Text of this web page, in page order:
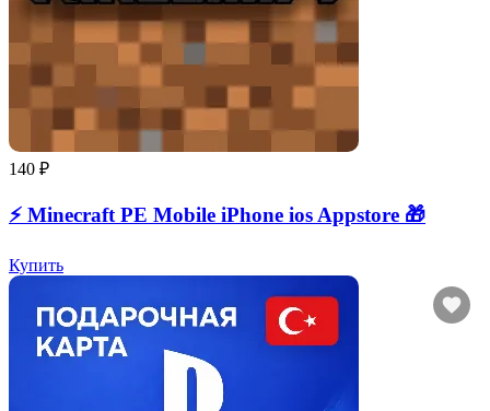
140 ₽
⚡️ Minecraft PE Mobile iPhone ios Appstore 🎁
Купить